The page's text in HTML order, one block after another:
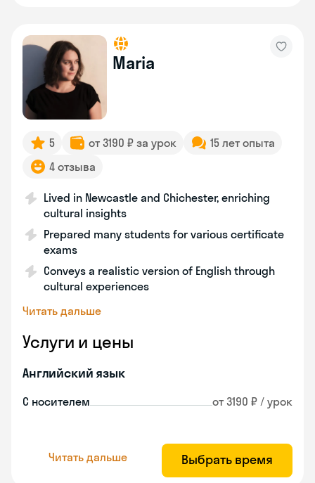
Maria
5 от 3190 ₽ за урок
15 лет опыта
4 отзыва
Lived in Newcastle and Chichester, enriching
cultural insights
Prepared many students for various certificate
exams
Conveys a realistic version of English through
cultural experiences
Читать дальше
Услуги и цены
Английский язык
С носителем от 3190 ₽ / урок
Читать дальше Выбрать время